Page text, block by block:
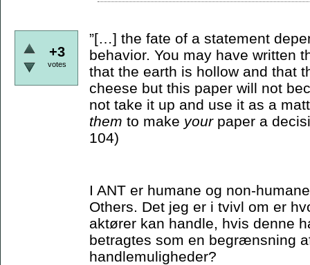
+3
votes
”[…] the fate of a statement
behavior. You may have written
that the earth is hollow and that
cheese but this paper will not
not take it up and use it as a
them to make your paper a
104)
I ANT er humane og non-
Others. Det jeg er i tvivl om er
aktører kan handle, hvis denne
betragtes som en begrænsning
handlemuligheder?